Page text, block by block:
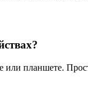
планшете.